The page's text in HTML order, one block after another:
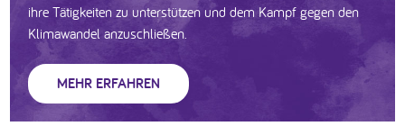
ihre Tätigkeiten zu unterstützen und dem Kampf gegen den
Klimawandel anzuschließen.
MEHR ERFAHREN